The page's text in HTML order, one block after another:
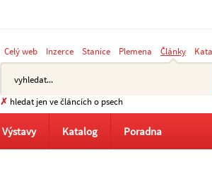
Celý web Inzerce Stanice Plemena Články
✗ hledat jen ve článcích o psech
Výstavy Katalog Poradna